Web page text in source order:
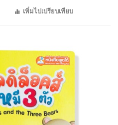
เพิ่มไปเปรียบเทียบ